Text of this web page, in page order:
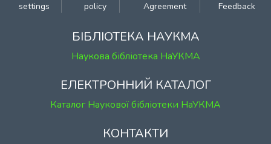
settings
policy
Agreement
Feedback
БІБЛІОТЕКА НАУКМА
Наукова бібліотека НаУКМА
ЕЛЕКТРОННИЙ КАТАЛОГ
Каталог Наукової бібліотеки НаУКМА
КОНТАКТИ